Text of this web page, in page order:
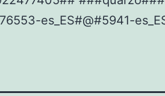
es_ES#@#5941-